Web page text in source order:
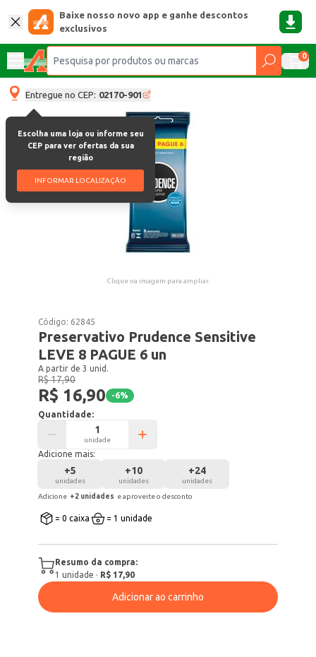
Baixe nosso novo app e ganhe descontos
exclusivos
0
Entregue no CEP: 02170-901
Escolha uma loja ou informe seu
CEP para ver ofertas da sua
região
INFORMAR LOCALIZAÇÃO
Clique na imagem para ampliar.
Código: 62845
Preservativo Prudence Sensitive
LEVE 8 PAGUE 6 un
A partir de 3 unid.
R$ 17,90
R$ 16,90 -6%
Quantidade:
unidade
Adicione mais:
+5
unidades
+10
unidades
+24
unidades
Adicione +2 unidades e aproveite o desconto
= 0 caixa = 1 unidade
Resumo da compra:
1 unidade · R$ 17,90
Adicionar ao carrinho